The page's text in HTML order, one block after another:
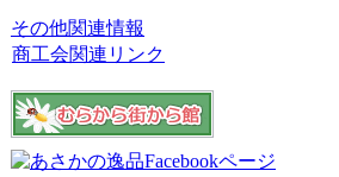
その他関連情報
商工会関連リンク